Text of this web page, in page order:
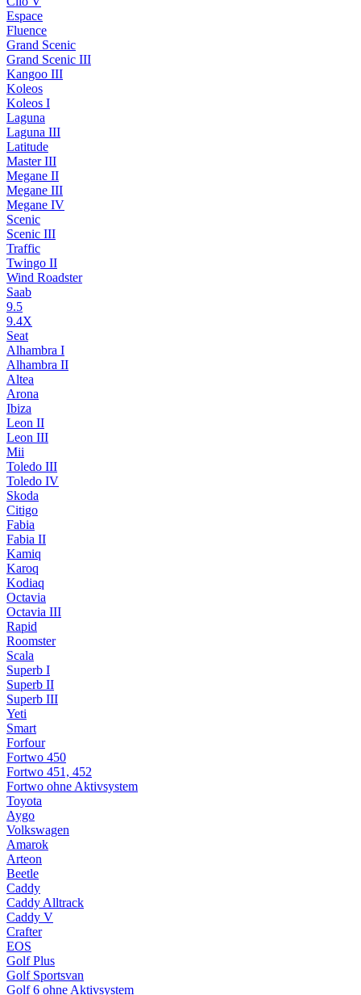
Espace
Fluence
Grand Scenic
Grand Scenic III
Kangoo III
Koleos
Koleos I
Laguna
Laguna III
Latitude
Master III
Megane II
Megane III
Megane IV
Scenic
Scenic III
Traffic
Twingo II
Wind Roadster
Saab
9.5
9.4X
Seat
Alhambra I
Alhambra II
Altea
Arona
Ibiza
Leon II
Leon III
Mii
Toledo III
Toledo IV
Skoda
Citigo
Fabia
Fabia II
Kamiq
Karoq
Kodiaq
Octavia
Octavia III
Rapid
Roomster
Scala
Superb I
Superb II
Superb III
Yeti
Smart
Forfour
Fortwo 450
Fortwo 451, 452
Fortwo ohne Aktivsystem
Toyota
Aygo
Volkswagen
Amarok
Arteon
Beetle
Caddy
Caddy Alltrack
Caddy V
Crafter
EOS
Golf Plus
Golf Sportsvan
Golf 6 ohne Aktivsystem